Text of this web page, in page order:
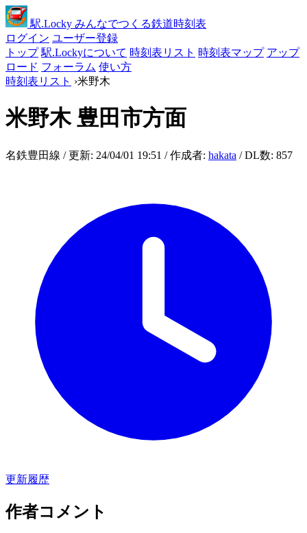
駅.Locky みんなでつくる鉄道時刻表
ログイン ユーザー登録
トップ 駅.Lockyについて 時刻表リスト 時刻表マップ アップ
ロード フォーラム 使い方
時刻表リスト ›米野木
米野木豊田市方面
名鉄豊田線 / 更新: 24/04/01 19:51 / 作成者: hakata / DL数: 857
更新履歴
作者コメント